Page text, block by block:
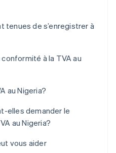
tenues de s’enregistrer à
à la TVA au
au Nigeria?
elles demander le
au Nigeria?
vous aider